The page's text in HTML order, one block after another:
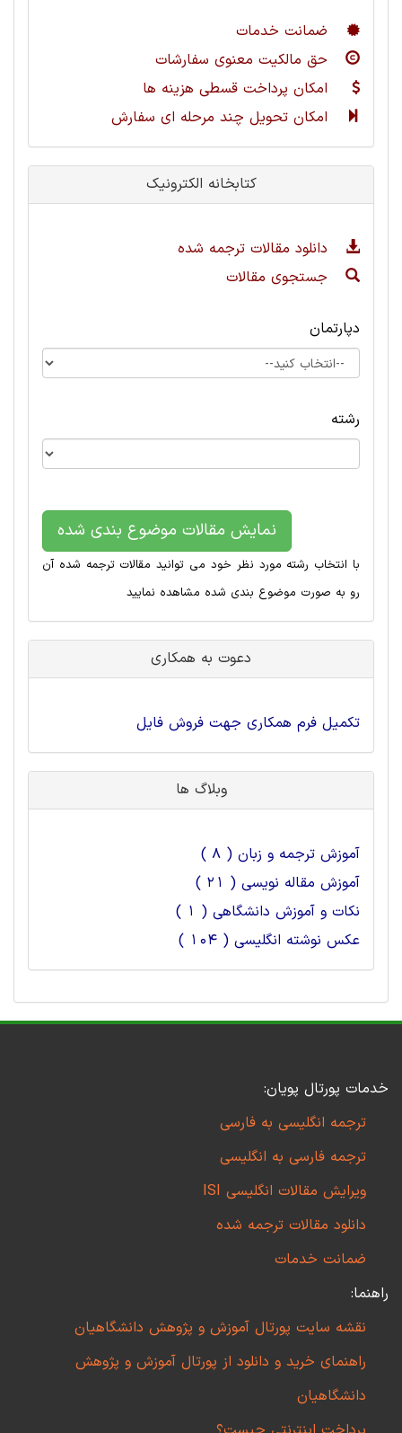
ضمانت خدمات
حق مالکیت معنوی سفارشات
امکان پرداخت قسطی هزینه ها
امکان تحویل چند مرحله ای سفارش
کتابخانه الکترونیک
دانلود مقالات ترجمه شده
جستجوی مقالات
دپارتمان
رشته
نمایش مقالات موضوع بندی شده
با انتخاب رشته مورد نظر خود می توانید مقالات ترجمه شده آن
رو به صورت موضوع بندی شده مشاهده نمایید
دعوت به همکاری
تکمیل فرم همکاری جهت فروش فایل
وبلاگ ها
آموزش ترجمه و زبان ( 8 )
آموزش مقاله نویسی ( 21 )
نکات و آموزش دانشگاهی ( 1 )
عکس نوشته انگلیسی ( 104 )
خدمات پورتال پویان:
ترجمه انگلیسی به فارسی
ترجمه فارسی به انگلیسی
ویرایش مقالات انگلیسی ISI
دانلود مقالات ترجمه شده
ضمانت خدمات
راهنما:
نقشه سایت پورتال آموزش و پژوهش دانشگاهیان
راهنمای خرید و دانلود از پورتال آموزش و پژوهش
دانشگاهیان